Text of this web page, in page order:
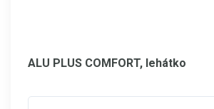
ALU PLUS COMFORT, lehátko